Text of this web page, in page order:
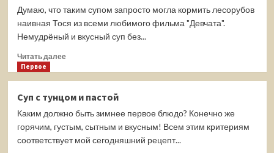
Думаю, что таким супом запросто могла кормить лесорубов
наивная Тося из всеми любимого фильма "Девчата".
Немудрёный и вкусный суп без...
Читать далееПрочитать
суп
с
булгуром
Первое
Суп с тунцом и пастой
Каким должно быть зимнее первое блюдо? Конечно же
горячим, густым, сытным и вкусным! Всем этим критериям
соответствует мой сегодняшний рецепт...